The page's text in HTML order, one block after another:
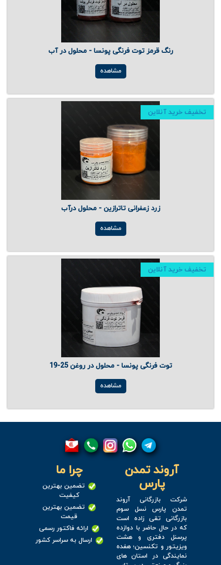
رنگ قرمز توت فرنگی پونسا - محلول در آب
مشاهده
تخفیف خرید آنلاین
زرد زعفرانی تاترازین - محلول درآب
مشاهده
تخفیف خرید آنلاین
توت فرنگی پونسا - محلول در روغن 25-19
مشاهده
آروند تمدن
پارس
شرکت بازرگانی آروند
تمدن پارس نسل سوم
بازرگانی تقی زاده است
که در حال حاضر با دوازده
پرسنل دفتری و هشت
ویزیتور و تکنسین؛ هفده
نمایندگی در استان های
چرا ما
تضمین بهترین
کیفیت
تضمین بهترین
قیمت
ارائه فاکتور رسمی
ارسال به سراسر کشور